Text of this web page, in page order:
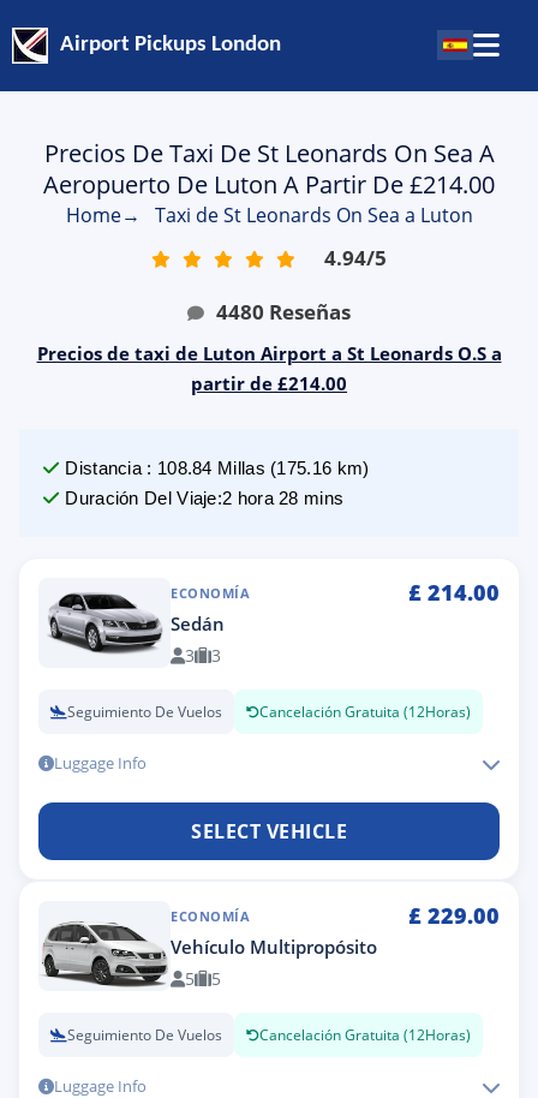
Airport Pickups London
Precios De Taxi De St Leonards On Sea A
Aeropuerto De Luton A Partir De £214.00
Home→ Taxi de St Leonards On Sea a Luton
4.94/5
4480 Reseñas
Precios de taxi de Luton Airport a St Leonards O.S a
partir de £214.00
Distancia : 108.84 Millas (175.16 km)
Duración Del Viaje:2 hora 28 mins
ECONOMÍA £ 214.00
Sedán
3 3
Seguimiento De Vuelos Cancelación Gratuita (12Horas)
Luggage Info
SELECT VEHICLE
ECONOMÍA £ 229.00
Vehículo Multipropósito
5 5
Seguimiento De Vuelos Cancelación Gratuita (12Horas)
Luggage Info